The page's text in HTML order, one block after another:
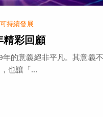
可持續發展
精彩回顧
的意義絕非平凡。其意義不
也讓「...